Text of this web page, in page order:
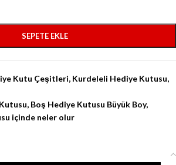
SEPETE EKLE
Kutu Çeşitleri, Kurdeleli Hediye Kutusu,
, Boş Hediye Kutusu Büyük Boy,
içinde neler olur